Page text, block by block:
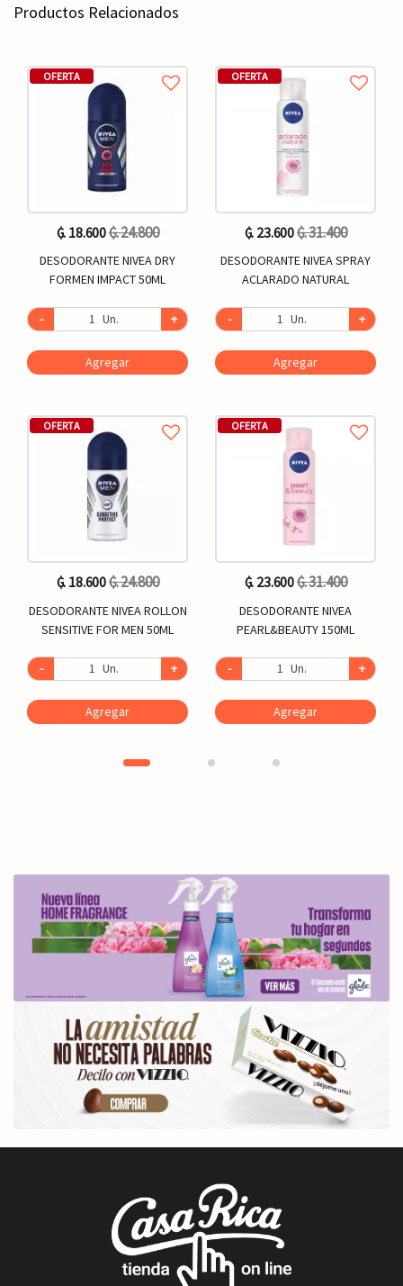
Productos Relacionados
OFERTA
₲. 18.600₲. 24.800
DESODORANTE NIVEA DRY
FORMEN IMPACT 50ML
- Un. +
Agregar
OFERTA
₲. 18.600₲. 24.800
DESODORANTE NIVEA ROLLON
SENSITIVE FOR MEN 50ML
- Un. +
Agregar
OFERTA
₲. 23.600₲. 31.400
DESODORANTE NIVEA SPRAY
ACLARADO NATURAL
- Un. +
Agregar
OFERTA
₲. 23.600₲. 31.400
DESODORANTE NIVEA
PEARL&BEAUTY 150ML
- Un. +
Agregar